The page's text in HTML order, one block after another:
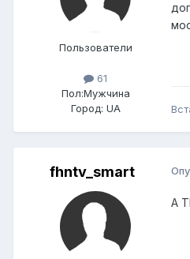
Пользователи
61
Пол:Мужчина
Город: UA
fhntv_smart
А